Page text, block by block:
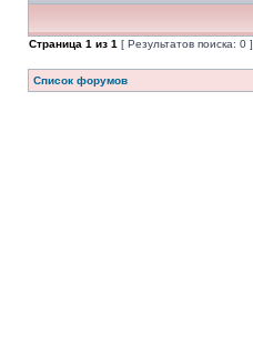
Страница 1 из 1 [ Результатов поиска: 0 ]
Список форумов